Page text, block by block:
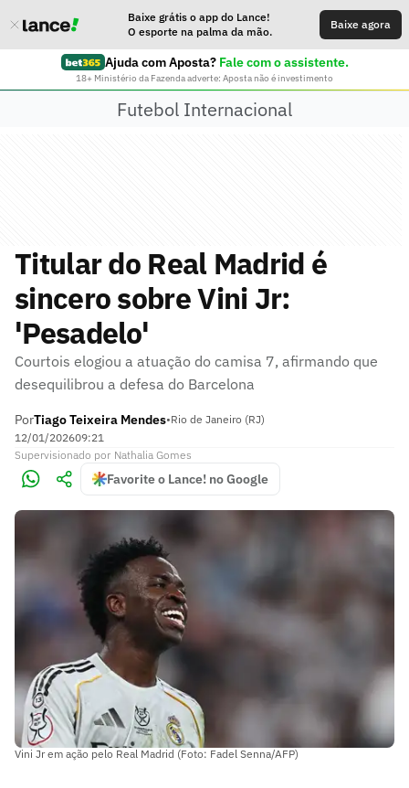
Baixe grátis o app do Lance!
O esporte na palma da mão.
Baixe agora
Ajuda com Aposta? Fale com o assistente.
18+ Ministério da Fazenda adverte: Aposta não é investimento
Futebol Internacional
Titular do Real Madrid é
sincero sobre Vini Jr:
'Pesadelo'
Courtois elogiou a atuação do camisa 7, afirmando que
desequilibrou a defesa do Barcelona
PorTiago Teixeira Mendes•Rio de Janeiro (RJ)
12/01/202609:21
Supervisionado por Nathalia Gomes
Favorite o Lance! no Google
Vini Jr em ação pelo Real Madrid (Foto: Fadel Senna/AFP)